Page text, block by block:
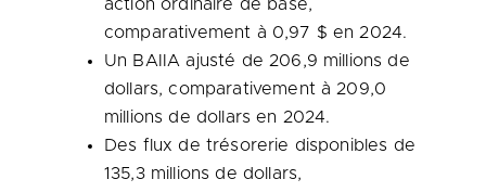
action ordinaire de base,
comparativement à 0,97 $ en 2024.
Un BAIIA ajusté de 206,9 millions de
dollars, comparativement à 209,0
millions de dollars en 2024.
Des flux de trésorerie disponibles de
135,3 millions de dollars,